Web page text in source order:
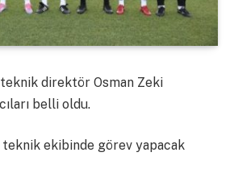
direktör Osman Zeki
belli oldu.
teknik ekibinde görev yapacak